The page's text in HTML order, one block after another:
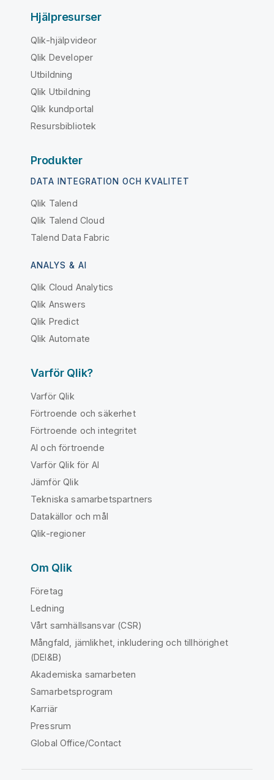
Hjälpresurser
Qlik-hjälpvideor
Qlik Developer
Utbildning
Qlik Utbildning
Qlik kundportal
Resursbibliotek
Produkter
DATA INTEGRATION OCH KVALITET
Qlik Talend
Qlik Talend Cloud
Talend Data Fabric
ANALYS & AI
Qlik Cloud Analytics
Qlik Answers
Qlik Predict
Qlik Automate
Varför Qlik?
Varför Qlik
Förtroende och säkerhet
Förtroende och integritet
AI och förtroende
Varför Qlik för AI
Jämför Qlik
Tekniska samarbetspartners
Datakällor och mål
Qlik-regioner
Om Qlik
Företag
Ledning
Vårt samhällsansvar (CSR)
Mångfald, jämlikhet, inkludering och tillhörighet
(DEI&B)
Akademiska samarbeten
Samarbetsprogram
Karriär
Pressrum
Global Office/Contact